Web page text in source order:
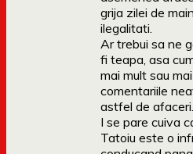
grija zilei de
ilegalitati.
Ar trebui sa ne
fi teapa, asa
mai mult sau
comentariile
astfel de afaceri.
I se pare cuiva
Tatoiu este o